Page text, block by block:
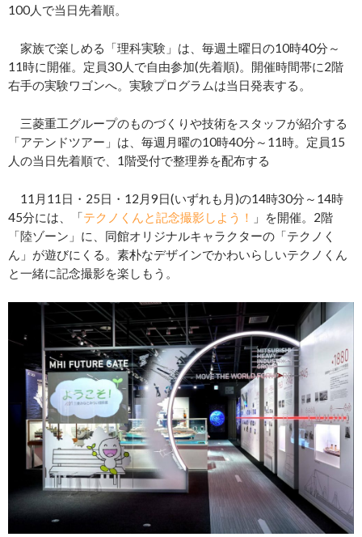
100人で当日先着順。
家族で楽しめる「理科実験」は、毎週土曜日の10時40分～
11時に開催。定員30人で自由参加(先着順)。開催時間帯に2階
右手の実験ワゴンへ。実験プログラムは当日発表する。
三菱重工グループのものづくりや技術をスタッフが紹介する
「アテンドツアー」は、毎週月曜の10時40分～11時。定員15
人の当日先着順で、1階受付で整理券を配布する
11月11日・25日・12月9日(いずれも月)の14時30分～14時
45分には、「テクノくんと記念撮影しよう！
」を開催。2階
「陸ゾーン」に、同館オリジナルキャラクターの「テクノく
ん」が遊びにくる。素朴なデザインでかわいらしいテクノくん
と一緒に記念撮影を楽しもう。